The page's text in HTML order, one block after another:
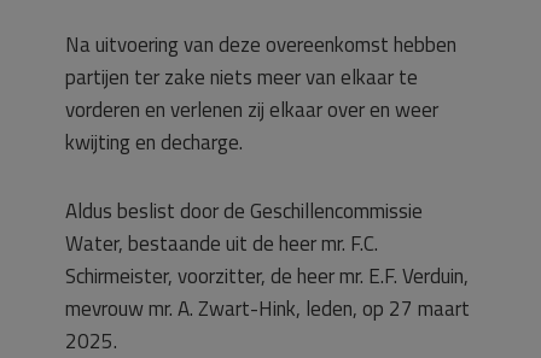
Na uitvoering van deze overeenkomst hebben
partijen ter zake niets meer van elkaar te
vorderen en verlenen zij elkaar over en weer
kwijting en decharge.
Aldus beslist door de Geschillencommissie
Water, bestaande uit de heer mr. F.C.
Schirmeister, voorzitter, de heer mr. E.F. Verduin,
mevrouw mr. A. Zwart-Hink, leden, op 27 maart
2025.